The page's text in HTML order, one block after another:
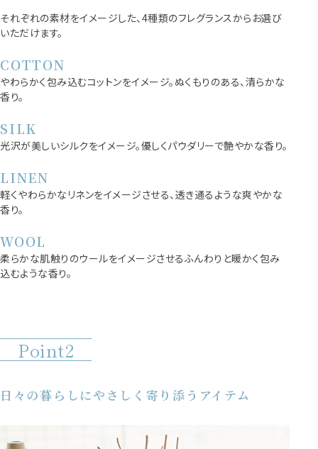
それぞれの素材をイメージした、4種類のフレグランスからお選び
いただけます。
COTTON
やわらかく包み込むコットンをイメージ。ぬくもりのある、清らかな
香り。
SILK
光沢が美しいシルクをイメージ。優しくパウダリーで艶やかな香り。
LINEN
軽くやわらかなリネンをイメージさせる、透き通るような爽やかな
香り。
WOOL
柔らかな肌触りのウールをイメージさせるふんわりと暖かく包み
込むような香り。
Point2
日々の暮らしにやさしく寄り添うアイテム